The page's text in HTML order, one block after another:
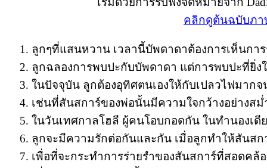
คลิกดูต้นฉบับภา
ลูกๆที่แสนหวาน เวลานี้บัพดาดาต้องการเห็นกา
ลูกฉลองการพบปะกับบัพดาดา แต่การพบปะที่ยิ่
ในปัจจุบัน ลูกต้องอุทิศตนเองให้กับเปลวไฟมาก
เช่นที่สันสการ์ของพ่อนั้นมีความใจกว้างอย่างส
ในวันเทศกาลโฮลี ผู้คนโอบกอดกัน ในทำนองเ
ลูกจะมีความรักต่อกันและกัน เมื่อลูกทำให้สันส
เพื่อที่จะกระทำการร่ายรำของสันสการ์ที่สอดคล้